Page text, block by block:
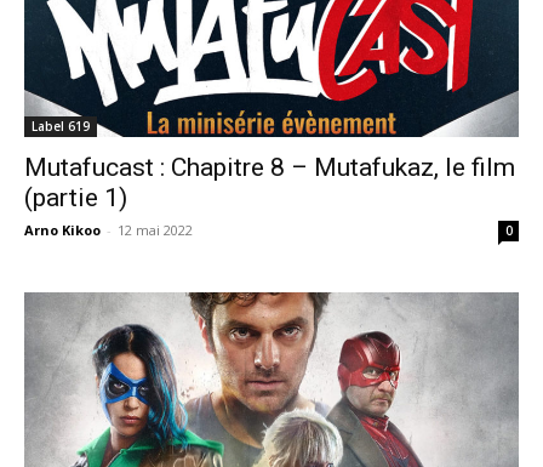
Label 619
Mutafucast : Chapitre 8 – Mutafukaz, le film
(partie 1)
Arno Kikoo - 12 mai 2022 0